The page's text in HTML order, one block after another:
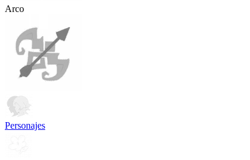
Arco
Personajes